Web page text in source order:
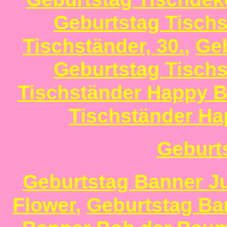
Geburtstag
Tischständer, 30.,
Geburtstag
Tischständer Happy
Tischständer
Geburtstag Banner
Flower, Geburtstag